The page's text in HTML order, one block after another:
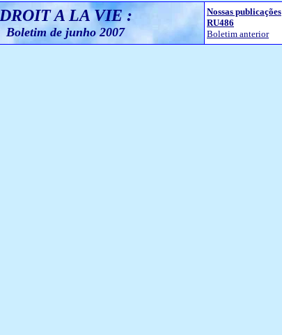
DROIT A LA VIE :
Boletim de junho 2007
Nossas publicações
RU486
Boletim anterior